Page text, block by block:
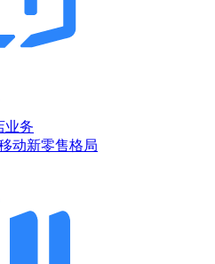
业务
动新零售格局